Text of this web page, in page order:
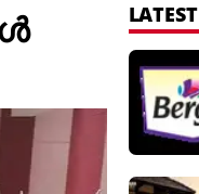
LATEST